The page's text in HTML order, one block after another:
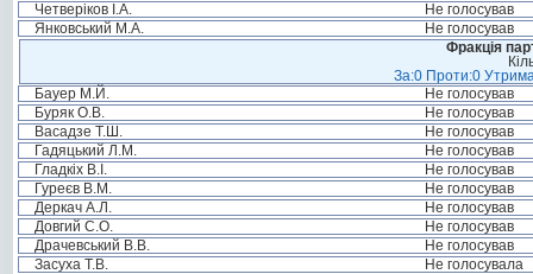
Четверіков І.А.
Не голосував
Янковський М.А.
Не голосував
Фракція
За:0 Проти:0
Бауер М.Й.
Не голосував
Буряк О.В.
Не голосував
Васадзе Т.Ш.
Не голосував
Гадяцький Л.М.
Не голосував
Гладкіх В.І.
Не голосував
Гуреєв В.М.
Не голосував
Деркач А.Л.
Не голосував
Довгий С.О.
Не голосував
Драчевський В.В.
Не голосував
Засуха Т.В.
Не голосувала